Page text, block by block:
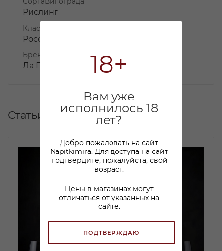
18+
Вам уже
исполнилось 18
лет?
Добро пожаловать на сайт
Napitkimira. Для доступа на сайт
подтвердите, пожалуйста, свой
возраст.
Цены в магазинах могут
отличаться от указанных на
сайте.
ПОДТВЕРЖДАЮ
Рислинг
КлассификаторСтранМира
Россия
Бренд
Ла Петит Перле/ La Petite Perle
Статьи